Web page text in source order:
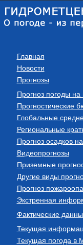
Главная
Новости
Прогнозы
Прогноз погоды
Прогностические
Глобальные
Региональные
Прогноз осадков
Видеопрогнозы
Приземные
Другие виды
Прогноз
Экстренная
Фактические
Текущая
Текущая погода в